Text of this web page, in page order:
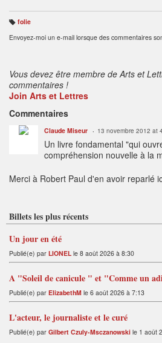
B
ali
s
folie
Envoyez-moi un e-mail lorsque des commentaires
Vous devez être membre de Arts et
commentaires !
Join Arts et Lettres
Commentaires
Claude Miseur 13 novembre 2012 at
Un livre fondamental "qui
compréhension nouvelle à la
Merci à Robert Paul d'en avoir reparlé
Billets les plus récents
Un jour en été
Publié(e) par LIONEL le 8 août 2026 à 8:30
A "Soleil de canicule " et "Comme un
Publié(e) par ElizabethM le 6 août 2026 à 7:13
L'acteur, le journaliste et le curé
Publié(e) par Gilbert Czuly-Msczanowski le 1 août